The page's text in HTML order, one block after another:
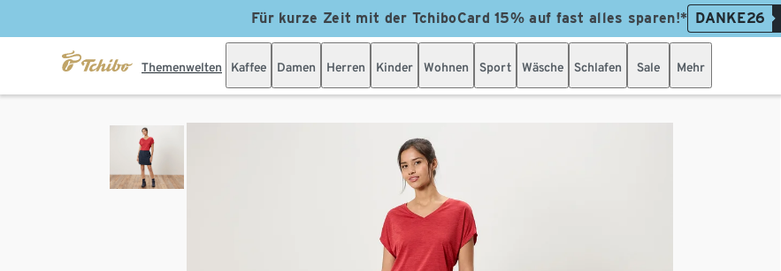
Für kurze Zeit mit der TchiboCard 15% auf fast alles sparen!* DANKE26
Themenwelten Kaffee Damen Herren Kinder Wohnen Sport Wäsche Schlafen Sale Mehr